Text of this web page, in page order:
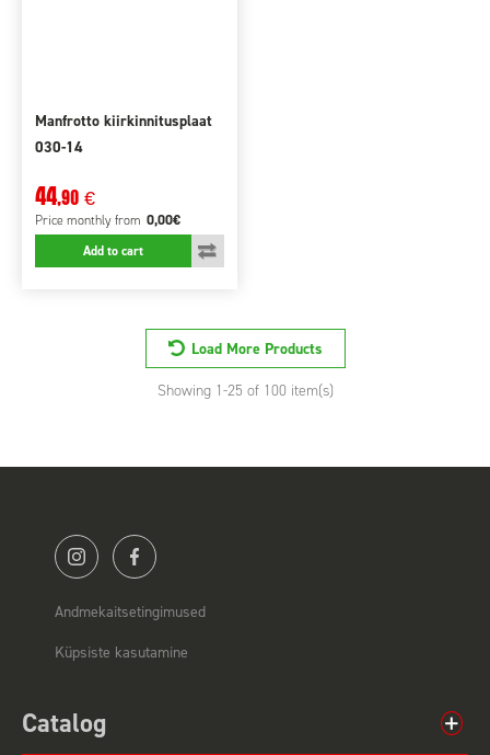
Manfrotto kiirkinnitusplaat
030-14
44,90 €
Price monthlyfrom 0,00€
Add to cart
Load More Products
Showing 1-25 of 100 item(s)
Catalog
Andmekaitsetingimused
Küpsiste kasutamine